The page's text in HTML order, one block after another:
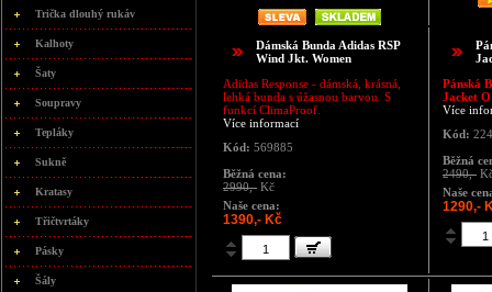
Trička dlouhý rukáv
Kalhoty
Šaty
Soupravy
Tepláky
Sukně
Kratasy
Třičtvrtáky
Pásky
Šály
Dámská Bunda Adidas RSP
Wind Jkt. Women
Adidas Response - dámská, krásná,
lehká bunda s úžasnou barvou. S
funkcí ClimaProof.
Více informací
Kód: 569885
Běžná cena:
2990,- Kč
Naše cena:
1390,- Kč
Pánská
Jacket
Více
Kód:
Běžná
2490,-
Naše
1290,-